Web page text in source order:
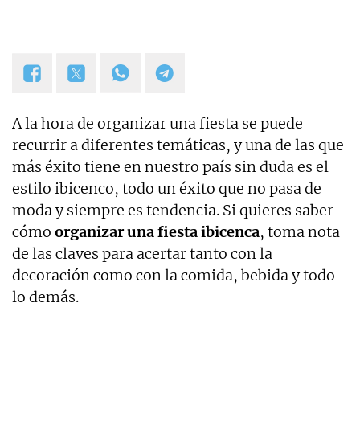
A la hora de organizar una fiesta se puede
recurrir a diferentes temáticas, y una de las que
más éxito tiene en nuestro país sin duda es el
estilo ibicenco, todo un éxito que no pasa de
moda y siempre es tendencia. Si quieres saber
cómo organizar una fiesta ibicenca, toma nota
de las claves para acertar tanto con la
decoración como con la comida, bebida y todo
lo demás.